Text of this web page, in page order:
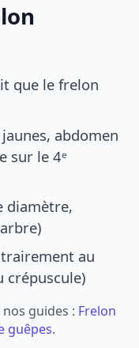
que le frelon
abdomen
sur le 4ᵉ
diamètre,
au
crépuscule)
guides : Frelon
guêpes.